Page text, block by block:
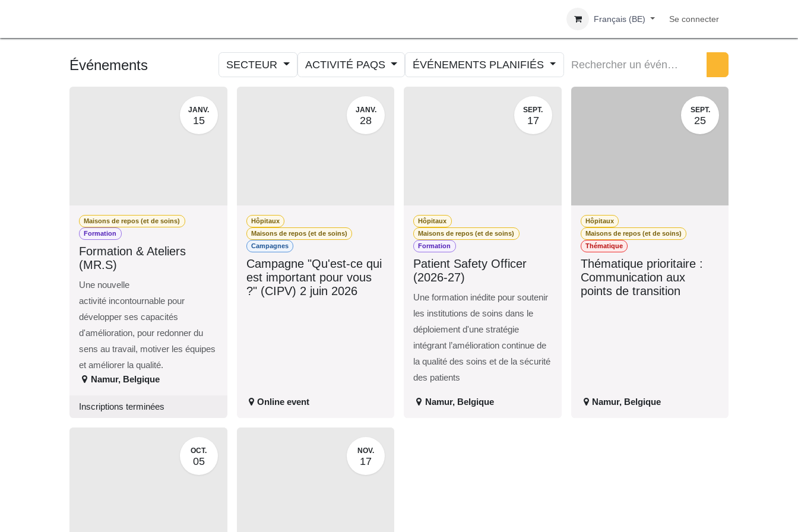
Français (BE) Se connecter
Événements SECTEUR ACTIVITÉ PAQS ÉVÉNEMENTS PLANIFIÉS
JANV.
15
Maisons de repos (et de soins)
Formation
Formation & Ateliers
(MR.S)
Une nouvelle
activité incontournable pour
développer ses capacités
d'amélioration, pour redonner
du sens au travail, motiver les
équipes et améliorer la qualité.
Namur ,Belgique
Inscriptions terminées
JANV.
28
Hôpitaux
Maisons de repos (et de soins)
Campagnes
Campagne "Qu'est-ce
qui est important pour
vous ?" (CIPV) 2 juin
Online event
SEPT.
17
Hôpitaux
Maisons de repos (et de soins)
Formation
Patient Safety Officer
(2026-27)
Une formation inédite pour
soutenir les institutions de
soins dans le déploiement
d'une stratégie intégrant
l’amélioration continue de la
qualité des soins et de la
Namur ,Belgique
SEPT.
25
Hôpitaux
Maisons de repos (et de soins)
Thématique
Thématique prioritaire :
Communication aux
points de transition
Namur ,Belgique
OCT.
05
NOV.
17